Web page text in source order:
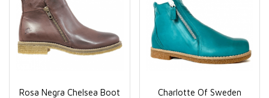
Rosa Negra Chelsea Boot
Charlotte Of Sweden